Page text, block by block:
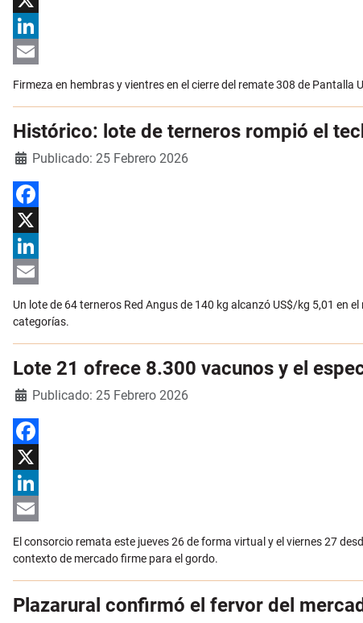
X
LinkedIn
Email
Firmeza en hembras y vientres en el cierre del remate 308 de
Histórico: lote de terneros rompió el
DetallesPublicado: 25 Febrero 2026
Facebook
X
LinkedIn
Email
Un lote de 64 terneros Red Angus de 140 kg alcanzó US$/kg 5,01 en
categorías.
Lote 21 ofrece 8.300 vacunos y el
DetallesPublicado: 25 Febrero 2026
Facebook
X
LinkedIn
Email
El consorcio remata este jueves 26 de forma virtual y el viernes 27
contexto de mercado firme para el gordo.
Plazarural confirmó el fervor del